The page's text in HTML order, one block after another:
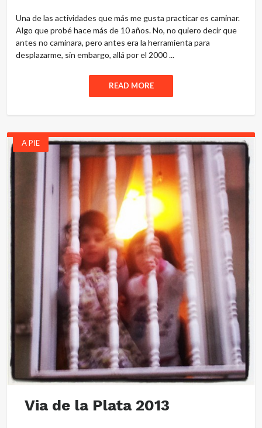
Una de las actividades que más me gusta practicar es caminar.
Algo que probé hace más de 10 años. No, no quiero decir que
antes no caminara, pero antes era la herramienta para
desplazarme, sin embargo, allá por el 2000 ...
READ MORE
A PIE
Via de la Plata 2013